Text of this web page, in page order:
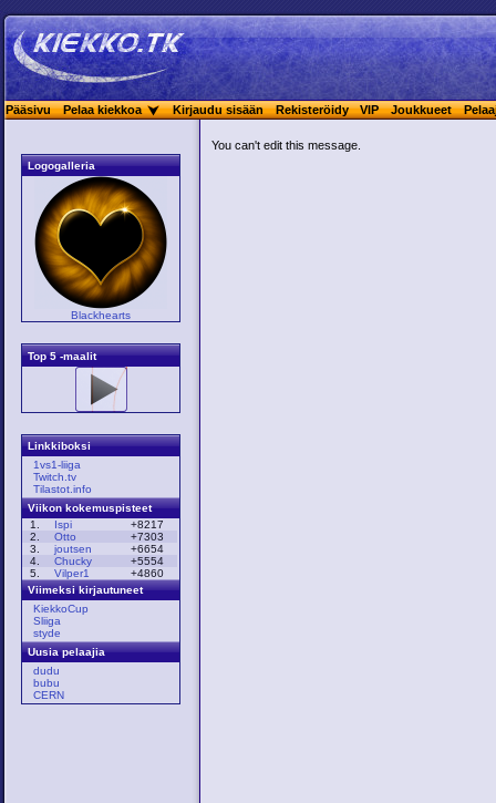
Pääsivu Pelaa kiekkoa Kirjaudu sisään Rekisteröidy VIP Joukkueet
Logogalleria
Blackhearts
Top 5 -maalit
Linkkiboksi
1vs1-liiga
Twitch.tv
Tilastot.info
Viikon kokemuspisteet
1.
Ispi
+8217
2.
Otto
+7303
3.
joutsen
+6654
4.
Chucky
+5554
5.
Vilper1
+4860
Viimeksi kirjautuneet
KiekkoCup
Sliiga
styde
Uusia pelaajia
dudu
bubu
CERN
You can't edit this message.